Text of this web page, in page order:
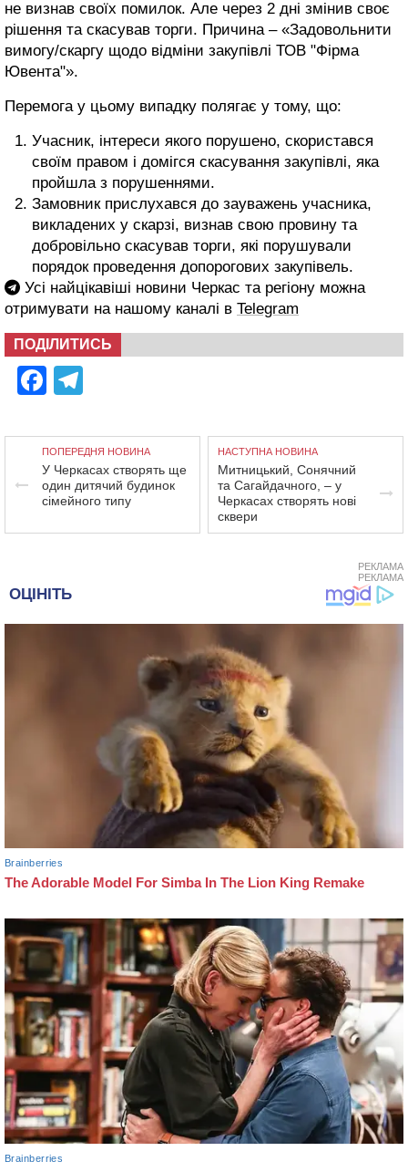
не визнав своїх помилок. Але через 2 дні змінив своє
рішення та скасував торги. Причина – «Задовольнити
вимогу/скаргу щодо відміни закупівлі ТОВ "Фірма
Ювента"».
Перемога у цьому випадку полягає у тому, що:
Учасник, інтереси якого порушено, скористався
своїм правом і домігся скасування закупівлі, яка
пройшла з порушеннями.
Замовник прислухався до зауважень учасника,
викладених у скарзі, визнав свою провину та
добровільно скасував торги, які порушували
порядок проведення допорогових закупівель.
Усі найцікавіші новини Черкас та регіону можна
отримувати на нашому каналі в Telegram
ПОДІЛИТИСЬ
Facebook
ПОПЕРЕДНЯ НОВИНА
У Черкасах створять ще
один дитячий будинок
сімейного типу
НАСТУПНА НОВИНА
Митницький, Сонячний
та Сагайдачного, – у
Черкасах створять нові
сквери
РЕКЛАМА
РЕКЛАМА